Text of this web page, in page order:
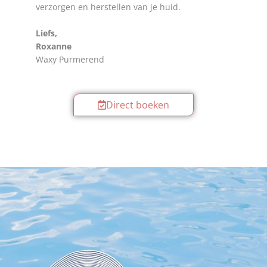
verzorgen en herstellen van je huid.
Liefs,
Roxanne
Waxy Purmerend
Direct boeken